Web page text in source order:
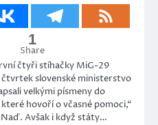
1
Share
čtyři stíhačky MiG-29
slovenské ministerstvo
velkými písmeny do
hovoří o včasné pomoci,“
Avšak i když státy…